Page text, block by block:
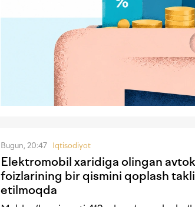
Bugun, 20:47 Iqtisodiyot
Elektromobil xaridiga olingan
foizlarining bir qismini qoplash
etilmoqda